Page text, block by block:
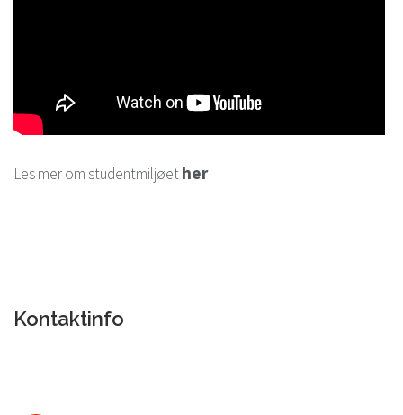
Les mer om studentmiljøether
Kontaktinfo